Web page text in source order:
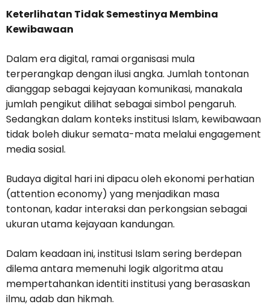
Keterlihatan Tidak Semestinya Membina
Kewibawaan
Dalam era digital, ramai organisasi mula
terperangkap dengan ilusi angka. Jumlah tontonan
dianggap sebagai kejayaan komunikasi, manakala
jumlah pengikut dilihat sebagai simbol pengaruh.
Sedangkan dalam konteks institusi Islam, kewibawaan
tidak boleh diukur semata-mata melalui engagement
media sosial.
Budaya digital hari ini dipacu oleh ekonomi perhatian
(attention economy) yang menjadikan masa
tontonan, kadar interaksi dan perkongsian sebagai
ukuran utama kejayaan kandungan.
Dalam keadaan ini, institusi Islam sering berdepan
dilema antara memenuhi logik algoritma atau
mempertahankan identiti institusi yang berasaskan
ilmu, adab dan hikmah.